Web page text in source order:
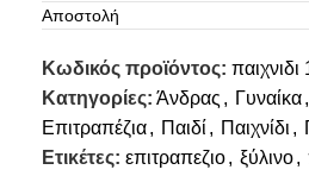
Αποστολή
Κωδικός προϊόντος: παιχνιδι
Κατηγορίες: Άνδρας , Γυναίκα,
Επιτραπέζια, Παιδί , Παιχνίδι ,
Ετικέτες: επιτραπεζιο, ξύλινο,